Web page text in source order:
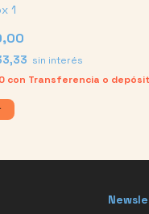
1
sin interés
con Transferencia o